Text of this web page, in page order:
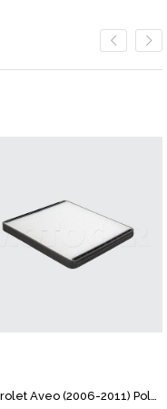
Chevrolet Aveo (2006-2011) Polen Filtresi MOTOCAR